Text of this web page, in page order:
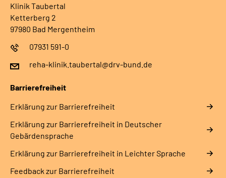
Klinik Taubertal
Ketterberg 2
97980 Bad Mergentheim
07931 591-0
reha-klinik.taubertal@drv-bund.de
Barrierefreiheit
Erklärung zur Barrierefreiheit
Erklärung zur Barrierefreiheit in Deutscher
Gebärdensprache
Erklärung zur Barrierefreiheit in Leichter Sprache
Feedback zur Barrierefreiheit